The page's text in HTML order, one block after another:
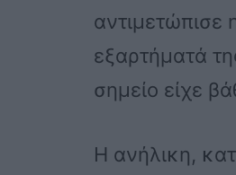
αντιμετώπισε
εξαρτήματά
σημείο είχε
Η ανήλικη,